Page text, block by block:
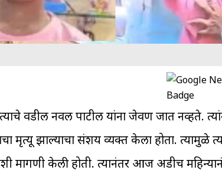
वडील नवल पाटील यांना जेवण जात नव्हते.
मृत्यू झाल्याचा संशय व्यक्त केला होता. त्यामुळे
मागणी केली होती. त्यानंतर आज अडीच